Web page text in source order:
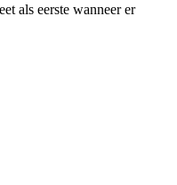
als eerste wanneer er